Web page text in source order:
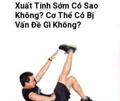
Xuất Tinh Sớm Có Sao
Không? Cơ Thể Có Bị
Vấn Đề Gì Không?